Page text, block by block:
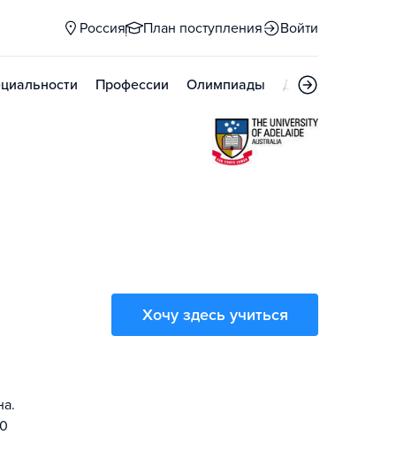
Россия План поступления Войти
Профессии Олимпиады Дни открытых
Хочу здесь учиться